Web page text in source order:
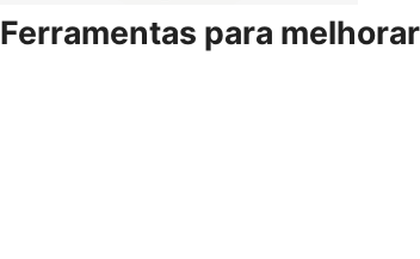
Ferramentas para